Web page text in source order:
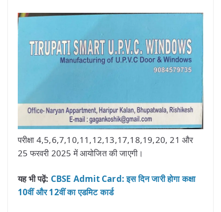
परीक्षा 4,5,6,7,10,11,12,13,17,18,19,20, 21 और
25 फरवरी 2025 में आयोजित की जाएगी।
यह भी पढ़ें: CBSE Admit Card: इस दिन जारी होगा कक्षा
10वीं और 12वीं का एडमिट कार्ड